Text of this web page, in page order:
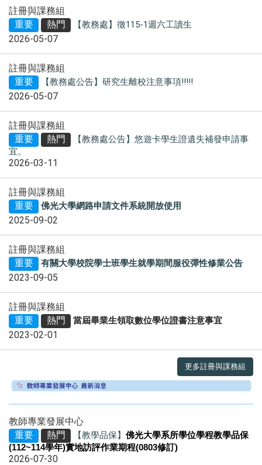
註冊與課務組
重要
熱門 【教務處】徵115-1週六工讀生
2026-05-07
註冊與課務組
重要
【教務處公告】研究生離校注意事項!!!!!
2026-05-07
註冊與課務組
重要
熱門
【教務處公告】悠遊卡學生證遺失補發申請事
宜。
2026-03-11
註冊與課務組
重要
佛光大學網路申請文件系統開放使用
2025-09-02
註冊與課務組
重要
有關大學校院學士班學生就學期間服役彈性修業公告
2023-09-05
註冊與課務組
重要
熱門 當屆畢業生領取數位學位證書注意事宜
2023-02-01
更多註冊與課務組
教師專業發展中心
重要
熱門 【教學品保】佛光大學系所學位學程教學品保
(112~114學年)實地訪評作業期程(0803修訂)
2026-07-30